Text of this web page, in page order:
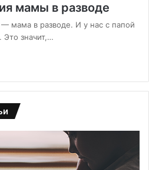
мамы в разводе
мама в разводе. И у нас с папой
значит,…